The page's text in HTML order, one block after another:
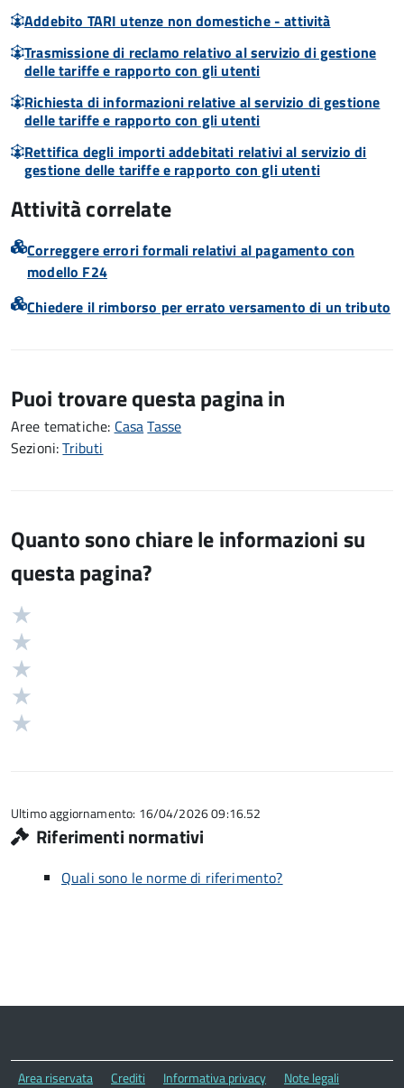
Addebito TARI utenze non domestiche - attività
Trasmissione di reclamo relativo al servizio di gestione
delle tariffe e rapporto con gli utenti
Richiesta di informazioni relative al servizio di gestione
delle tariffe e rapporto con gli utenti
Rettifica degli importi addebitati relativi al servizio di
gestione delle tariffe e rapporto con gli utenti
Attività correlate
Correggere errori formali relativi al pagamento con
modello F24
Chiedere il rimborso per errato versamento di un tributo
Puoi trovare questa pagina in
Aree tematiche: CasaTasse
Sezioni:Tributi
Quanto sono chiare le informazioni su
questa pagina?
Valutazione
5
Ultimo aggiornamento: 16/04/2026 09:16.52
Riferimenti normativi
Quali sono le norme di riferimento?
Area riservata Crediti Informativa privacy
Note legali